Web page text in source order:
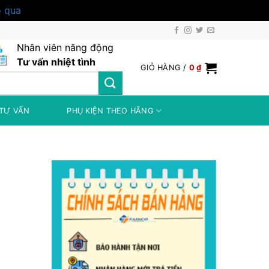
qua
Nhân viên năng động
Tư vấn nhiệt tình
GIỎ HÀNG / 0₫
VẤN PHỤ KIỆN THEO HÃNG